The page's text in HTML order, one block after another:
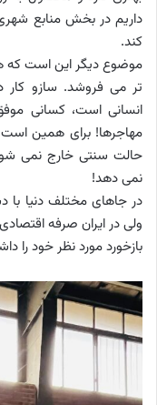
داریم در بخش منابع
کند.
موضوع دیگر این است که
تر می فروشد. سازو
انسانی است، کسانی
مهاجرها! برای همین است
حالت سنتی خارج نمی
نمی دهد!
در جاهای مختلف دنیا
ولی در ایران صرفه
بازخورد مورد نظر خود را